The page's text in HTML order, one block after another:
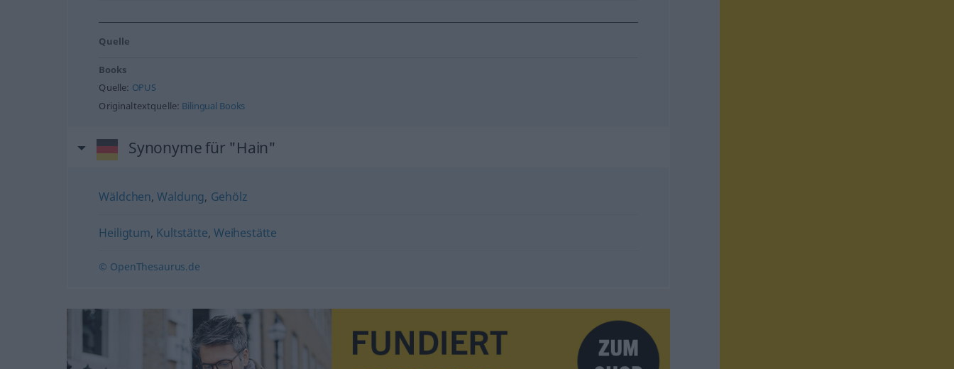
Quelle
Books
Quelle: OPUS
Originaltextquelle: Bilingual Books
Synonyme für "Hain"
Wäldchen,Waldung, Gehölz
Heiligtum, Kultstätte, Weihestätte
© OpenThesaurus.de